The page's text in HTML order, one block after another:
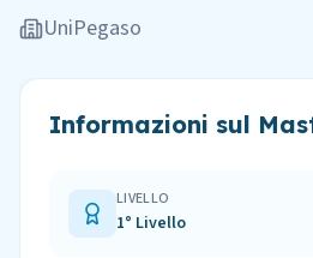
UniPegaso
Informazioni sul
LIVELLO
1° Livello